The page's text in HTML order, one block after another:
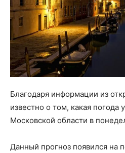
Благодаря информации из
известно о том, какая погода
Московской области в
Данный прогноз появился на